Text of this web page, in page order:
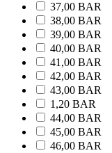
37,00 BAR
38,00 BAR
39,00 BAR
40,00 BAR
41,00 BAR
42,00 BAR
43,00 BAR
1,20 BAR
44,00 BAR
45,00 BAR
46,00 BAR